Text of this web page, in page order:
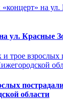
ул. Красные
области